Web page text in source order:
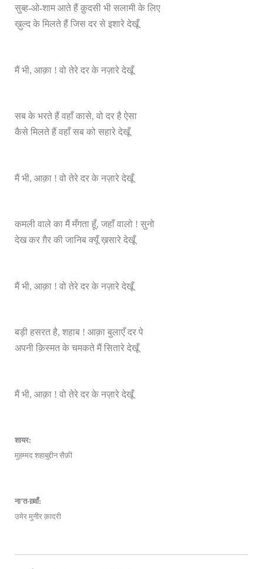
सुब्ह-ओ-शाम आते हैं क़ुदसी भी सलामी के लिए
ख़ुल्द के मिलते हैं जिस दर से इशारे देखूँ
मैं भी, आक़ा ! वो तेरे दर के नज़ारे देखूँ
सब के भरते हैं वहाँ कासे, वो दर है ऐसा
कैसे मिलते हैं वहाँ सब को सहारे देखूँ
मैं भी, आक़ा ! वो तेरे दर के नज़ारे देखूँ
कमली वाले का मैं मँगता हूँ, जहाँ वालो ! सुनो
देख कर ग़ैर की जानिब क्यूँ ख़सारे देखूँ
मैं भी, आक़ा ! वो तेरे दर के नज़ारे देखूँ
बड़ी हसरत है, शहाब ! आक़ा बुलाएँ दर पे
अपनी क़िस्मत के चमकते मैं सितारे देखूँ
मैं भी, आक़ा ! वो तेरे दर के नज़ारे देखूँ
शायर:
मुहम्मद शहाबुद्दीन सैफ़ी
ना’त-ख़्वाँ:
उमेर मुनीर क़ादरी